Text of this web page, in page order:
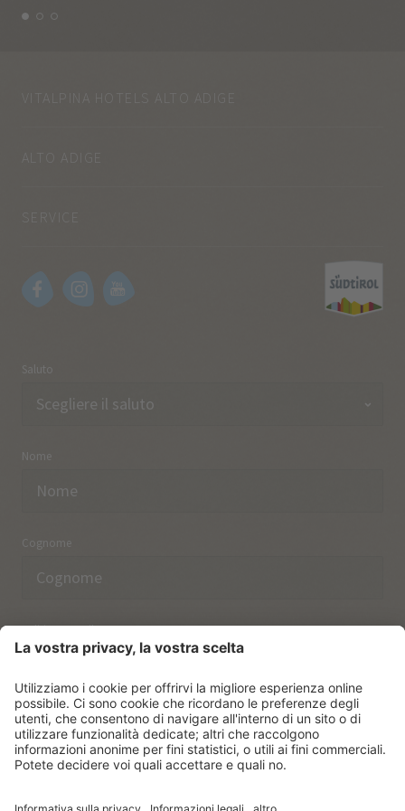
VITALPINA HOTELS ALTO ADIGE
ALTO ADIGE
Saluto
Nome
Cognome
Indirizzo email
Ho preso nota delle norme sulla protezione dei dati.